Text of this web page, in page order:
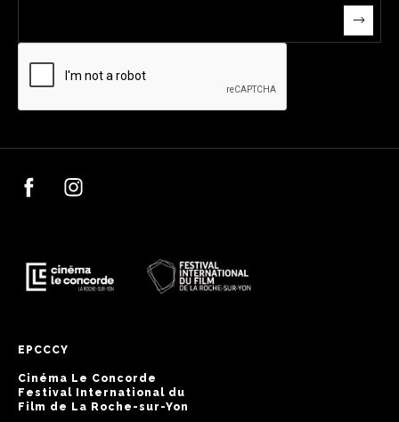
EPCCCY
Cinéma Le Concorde
Festival International du
Film de La Roche-sur-Yon